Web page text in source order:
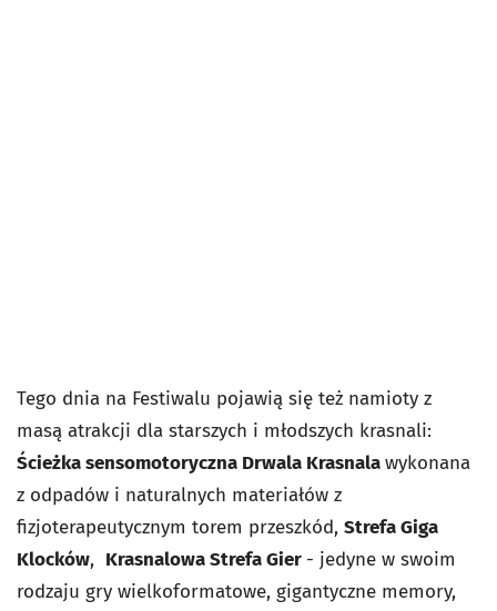
Tego dnia na Festiwalu pojawią się też namioty z
masą atrakcji dla starszych i młodszych krasnali:
Ścieżka sensomotoryczna Drwala Krasnalawykonana
z odpadów i naturalnych materiałów z
fizjoterapeutycznym torem przeszkód, Strefa Giga
Klocków, Krasnalowa Strefa Gier - jedyne w swoim
rodzaju gry wielkoformatowe, gigantyczne memory,